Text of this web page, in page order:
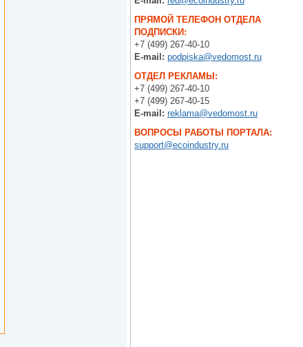
ПРЯМОЙ ТЕЛЕФОН ОТДЕЛА
ПОДПИСКИ:
+7 (499) 267-40-10
E-mail: podpiska@vedomost.ru
ОТДЕЛ РЕКЛАМЫ:
+7 (499) 267-40-10
+7 (499) 267-40-15
E-mail: reklama@vedomost.ru
ВОПРОСЫ РАБОТЫ ПОРТАЛА:
support@ecoindustry.ru